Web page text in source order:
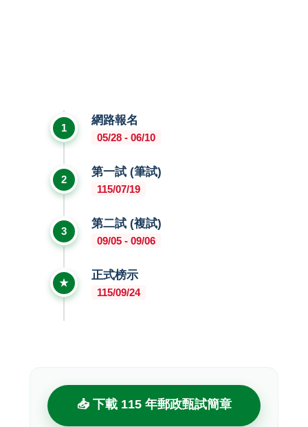
1
網路報名
05/28 - 06/10
2
第一試 (筆試)
115/07/19
3
第二試 (複試)
09/05 - 09/06
★
正式榜示
115/09/24
📥 下載 115 年郵政甄試簡章